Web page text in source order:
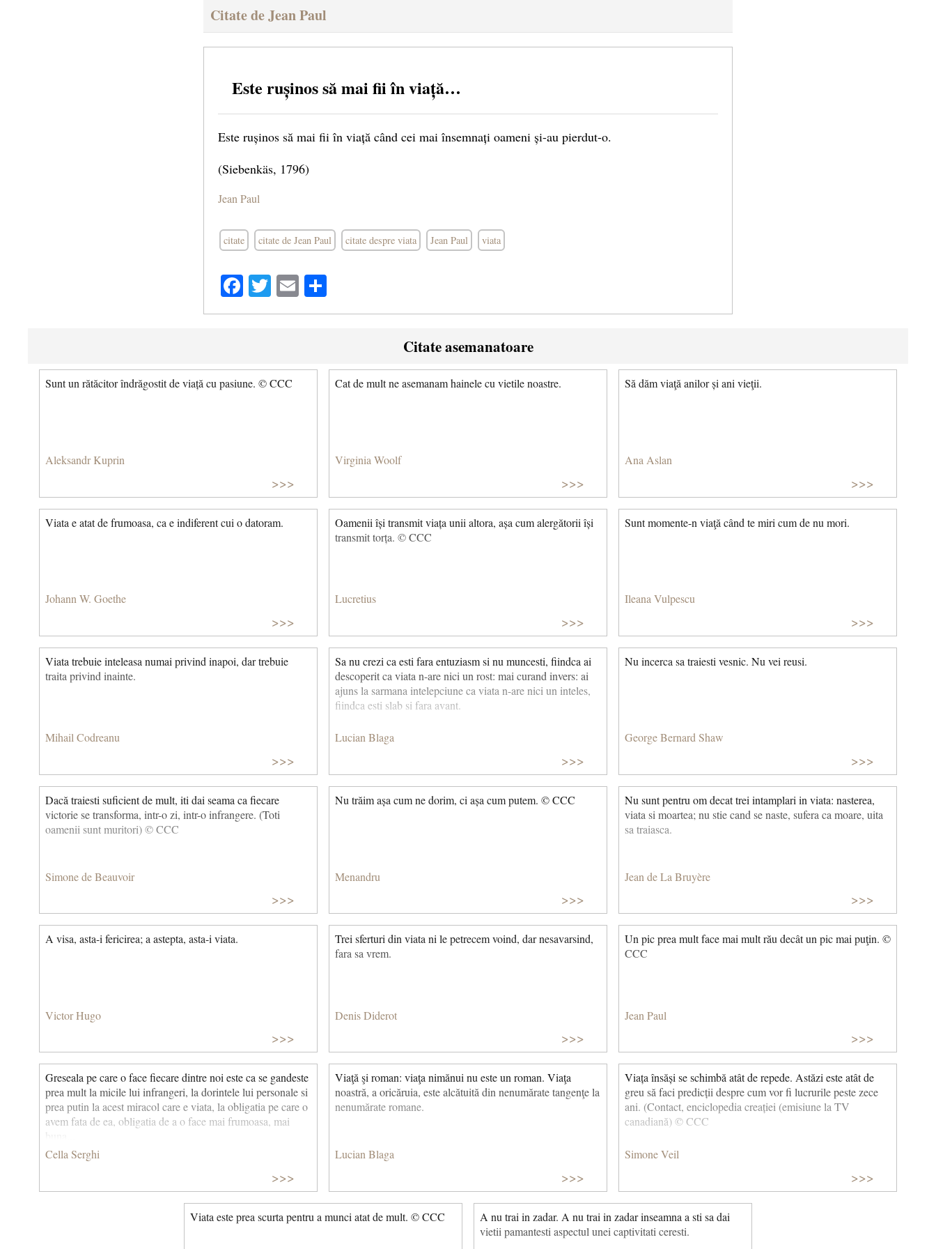
Citate de Jean Paul
Este rușinos să mai fii în viață…
Este rușinos să mai fii în viață când cei mai însemnați oameni și-au pierdut-o.
(Siebenkäs, 1796)
Jean Paul
citate citate de Jean Paul citate despre viata Jean Paul viata
Facebook
Twitter
Email
Citate asemanatoare
Sunt un rătăcitor îndrăgostit de viață cu pasiune. © CCC
Aleksandr Kuprin
>>>
Cat de mult ne asemanam hainele cu vietile noastre.
Virginia Woolf
>>>
Să dăm viaţă anilor și ani vieţii.
Ana Aslan
>>>
Viata e atat de frumoasa, ca e indiferent cui o datoram.
Johann W. Goethe
>>>
Oamenii își transmit viața unii altora, așa cum alergătorii își
transmit torța. © CCC
Lucretius
>>>
Sunt momente-n viaţă când te miri cum de nu mori.
Ileana Vulpescu
>>>
Viata trebuie inteleasa numai privind inapoi, dar trebuie
traita privind inainte.
Mihail Codreanu
>>>
Sa nu crezi ca esti fara entuziasm si nu muncesti, fiindca ai
descoperit ca viata n-are nici un rost: mai curand invers: ai
ajuns la sarmana intelepciune ca viata n-are nici un inteles,
fiindca esti slab si fara avant.
Lucian Blaga
>>>
Nu incerca sa traiesti vesnic. Nu vei reusi.
George Bernard Shaw
>>>
Dacă traiesti suficient de mult, iti dai seama ca fiecare
victorie se transforma, intr-o zi, intr-o infrangere. (Toti
oamenii sunt muritori) © CCC
Simone de Beauvoir
>>>
Nu trăim așa cum ne dorim, ci așa cum putem. © CCC
Menandru
>>>
Nu sunt pentru om decat trei intamplari in viata: nasterea,
viata si moartea; nu stie cand se naste, sufera ca moare, uita
sa traiasca.
Jean de La Bruyère
>>>
A visa, asta-i fericirea; a astepta, asta-i viata.
Victor Hugo
>>>
Trei sferturi din viata ni le petrecem voind, dar nesavarsind,
fara sa vrem.
Denis Diderot
>>>
Un pic prea mult face mai mult rău decât un pic mai puţin. ©
CCC
Jean Paul
>>>
Greseala pe care o face fiecare dintre noi este ca se gandeste
prea mult la micile lui infrangeri, la dorintele lui personale si
prea putin la acest miracol care e viata, la obligatia pe care o
avem fata de ea, obligatia de a o face mai frumoasa, mai
buna...
Cella Serghi
>>>
Viaţă şi roman: viaţa nimănui nu este un roman. Viaţa
noastră, a oricăruia, este alcătuită din nenumărate tan­genţe la
nenumărate romane.
Lucian Blaga
>>>
Viața însăși se schimbă atât de repede. Astăzi este atât de
greu să faci predicții despre cum vor fi lucrurile peste zece
ani. (Contact, enciclopedia creației (emisiune la TV
canadiană) © CCC
Simone Veil
>>>
Viata este prea scurta pentru a munci atat de mult. © CCC
A nu trai in zadar. A nu trai in zadar inseamna a sti sa dai
vietii pamantesti aspectul unei captivitati ceresti.